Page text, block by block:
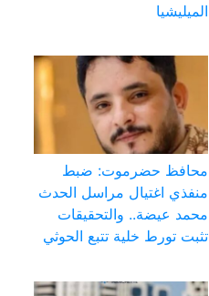
الميليشيا
محافظ حضرموت: ضبط
منفذي اغتيال مراسل الحدث
محمد عيضة.. والتحقيقات
تثبت تورط خلية تتبع الحوثي